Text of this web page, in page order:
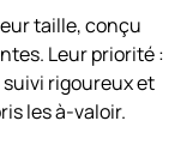
taille, conçu
Leur priorité :
rigoureux et
les à-valoir.